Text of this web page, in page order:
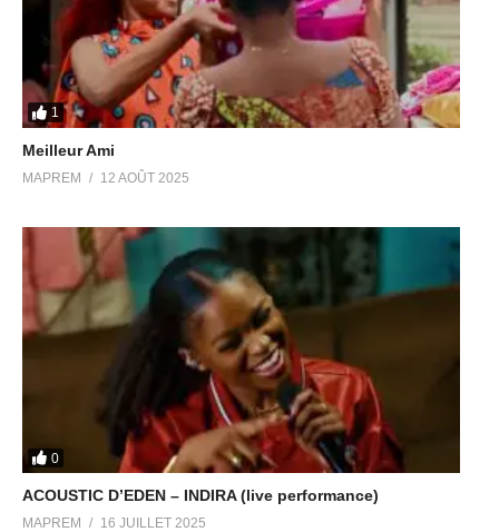
1
Meilleur Ami
MAPREM 12 AOÛT 2025
0
ACOUSTIC D’EDEN – INDIRA (live performance)
MAPREM 16 JUILLET 2025